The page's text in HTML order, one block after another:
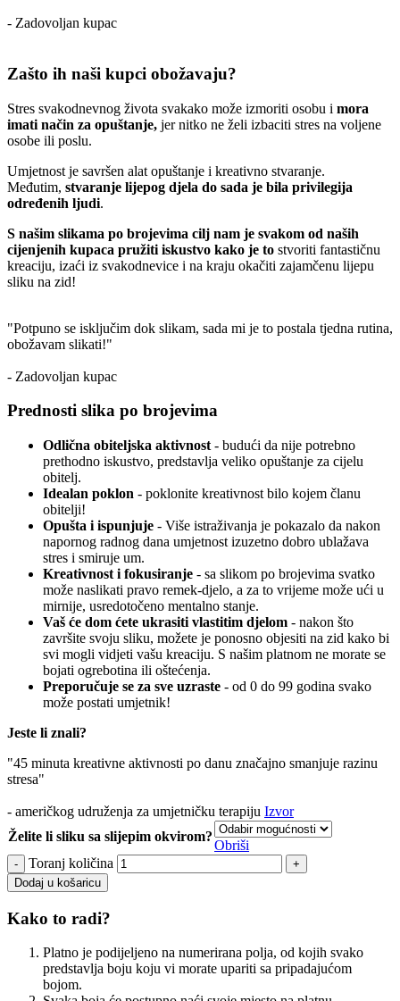
- Zadovoljan kupac
Zašto ih naši kupci obožavaju?
Stres svakodnevnog života svakako može izmoriti osobu i mora
imati način za opuštanje, jer nitko ne želi izbaciti stres na voljene
osobe ili poslu.
Umjetnost je savršen alat opuštanje i kreativno stvaranje.
Međutim, stvaranje lijepog djela do sada je bila privilegija
određenih ljudi.
S našim slikama po brojevima cilj nam je svakom od naših
cijenjenih kupaca pružiti iskustvo kako je to stvoriti fantastičnu
kreaciju, izaći iz svakodnevice i na kraju okačiti zajamčenu lijepu
sliku na zid!
"Potpuno se isključim dok slikam, sada mi je to postala tjedna rutina,
obožavam slikati!"
- Zadovoljan kupac
Prednosti slika po brojevima
Odlična obiteljska aktivnost - budući da nije potrebno
prethodno iskustvo, predstavlja veliko opuštanje za cijelu
obitelj.
Idealan poklon - poklonite kreativnost bilo kojem članu
obitelji!
Opušta i ispunjuje - Više istraživanja je pokazalo da nakon
napornog radnog dana umjetnost izuzetno dobro ublažava
stres i smiruje um.
Kreativnost i fokusiranje - sa slikom po brojevima svatko
može naslikati pravo remek-djelo, a za to vrijeme može ući u
mirnije, usredotočeno mentalno stanje.
Vaš će dom ćete ukrasiti vlastitim djelom - nakon što
završite svoju sliku, možete je ponosno objesiti na zid kako bi
svi mogli vidjeti vašu kreaciju. S našim platnom ne morate se
bojati ogrebotina ili oštećenja.
Preporučuje se za sve uzraste - od 0 do 99 godina svako
može postati umjetnik!
Jeste li znali?
"45 minuta kreativne aktivnosti po danu značajno smanjuje razinu
stresa"
- američkog udruženja za umjetničku terapiju Izvor
Želite li sliku sa slijepim okvirom?
Obriši
Toranj količina
Dodaj u košaricu
Kako to radi?
Platno je podijeljeno na numerirana polja, od kojih svako
predstavlja boju koju vi morate upariti sa pripadajućom
bojom.